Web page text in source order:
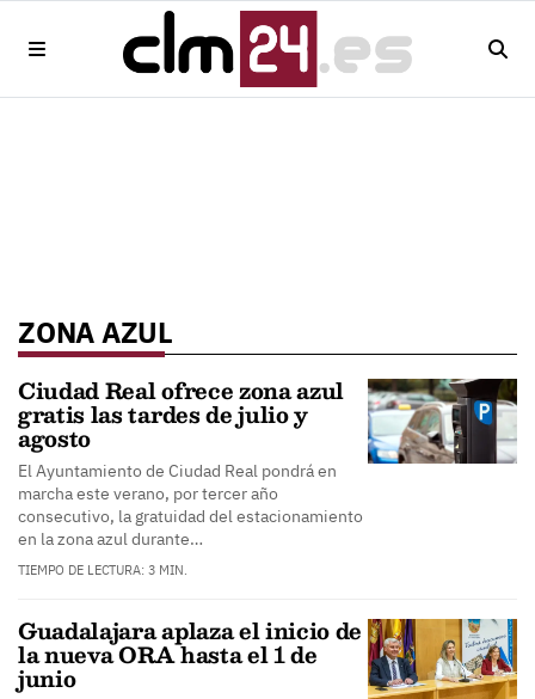
ZONA AZUL
Ciudad Real ofrece zona azul
gratis las tardes de julio y
agosto
El Ayuntamiento de Ciudad Real pondrá en
marcha este verano, por tercer año
consecutivo, la gratuidad del estacionamiento
en la zona azul durante…
TIEMPO DE LECTURA: 3 MIN.
Guadalajara aplaza el inicio de
la nueva ORA hasta el 1 de
junio